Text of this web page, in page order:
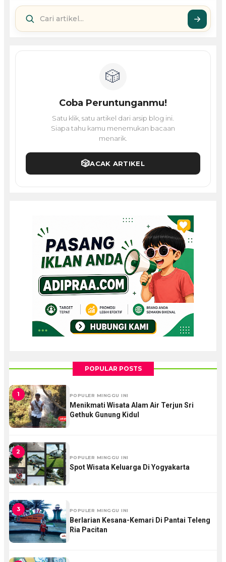
🎲
Coba Peruntunganmu!
Satu klik, satu artikel dari arsip blog ini.
Siapa tahu kamu menemukan bacaan
menarik.
🎲ACAK ARTIKEL
POPULAR POSTS
1 POPULER MINGGU INI
Menikmati Wisata Alam Air Terjun Sri
Gethuk Gunung Kidul
2
POPULER MINGGU INI
Spot Wisata Keluarga Di Yogyakarta
3 POPULER MINGGU INI
Berlarian Kesana-Kemari Di Pantai Teleng
Ria Pacitan